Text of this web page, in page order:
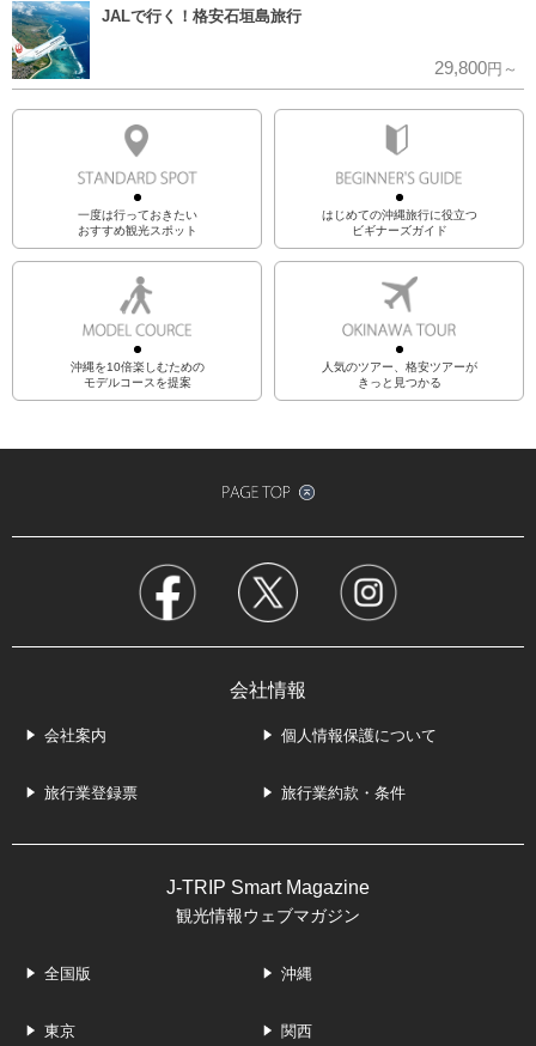
JALで行く！格安石垣島旅行
29,800円～
一度は行っておきたい
おすすめ観光スポット
はじめての沖縄旅行に役立つ
ビギナーズガイド
沖縄を10倍楽しむための
モデルコースを提案
人気のツアー、格安ツアーが
きっと見つかる
会社情報
会社案内 個人情報保護について
旅行業登録票 旅行業約款・条件
J-TRIP Smart Magazine
観光情報ウェブマガジン
全国版 沖縄
東京 関西